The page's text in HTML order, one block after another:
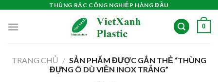
content
THÙNG RÁC CÔNG NGHIỆP HÀNG ĐẦU
0
TRANG CHỦ / SẢN PHẨM ĐƯỢC GẮN THẺ “THÙNG
ĐỰNG Ô DÙ VIỀN INOX TRẮNG”